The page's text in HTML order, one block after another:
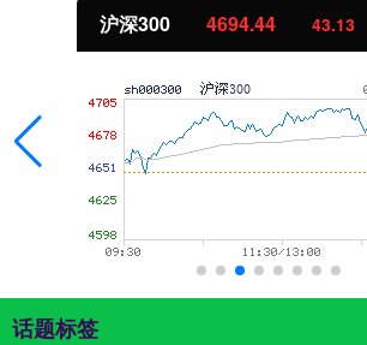
沪深300 4694.44 43.13
话题标签